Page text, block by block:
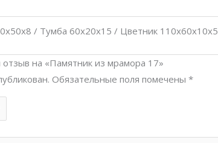
/ Тумба 60х20х15 / Цветник 110х60х10х5
на «Памятник из мрамора 17»
Обязательные поля помечены *